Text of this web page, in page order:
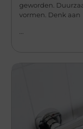
geworden.
vormen. Denk aan
...